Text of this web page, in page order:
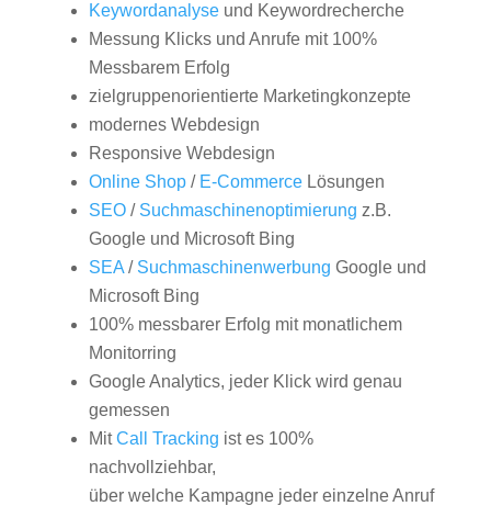
Keywordanalyseund Keywordrecherche
Messung Klicks und Anrufe mit 100%
Messbarem Erfolg
zielgruppenorientierte Marketingkonzepte
modernes Webdesign
Responsive Webdesign
Online Shop/ E-CommerceLösungen
SEO/ Suchmaschinenoptimierung z.B.
Google und Microsoft Bing
SEA/ Suchmaschinenwerbung Google und
Microsoft Bing
100% messbarer Erfolg mit monatlichem
Monitorring
Google Analytics, jeder Klick wird genau
gemessen
MitCall Tracking ist es 100%
nachvollziehbar,
über welche Kampagne jeder einzelne Anruf